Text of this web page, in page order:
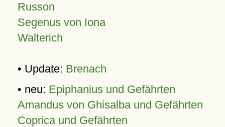
Russon
Segenus von Iona
Walterich
• Update: Brenach
• neu: Epiphanius und Gefährten
Amandus von Ghisalba und Gefährten
Coprica und Gefährten